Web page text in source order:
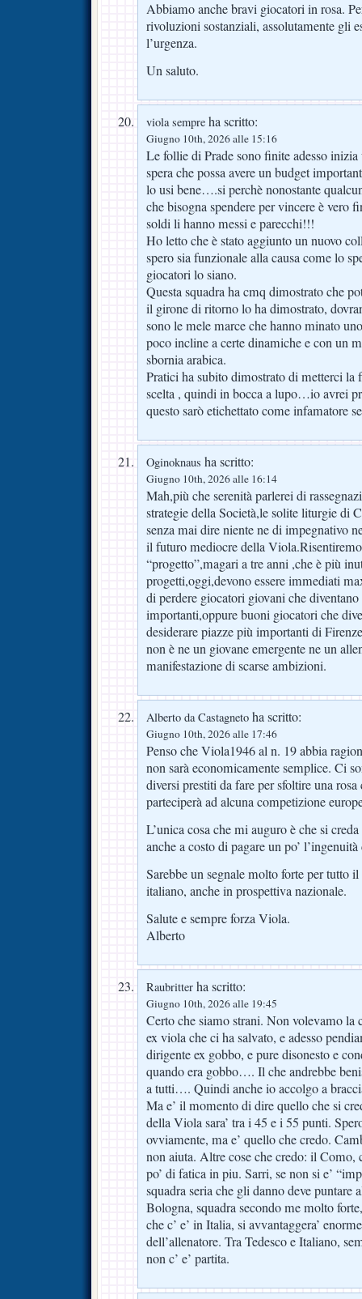
Abbiamo anche bravi giocatori in rosa.
rivoluzioni sostanziali, assolutamente gli
l’urgenza.
Un saluto.
viola sempre ha scritto:
Giugno 10th, 2026 alle 15:16
Le follie di Prade sono finite adesso
spera che possa avere un budget
lo usi bene….si perchè nonostante
che bisogna spendere per vincere è vero
soldi li hanno messi e parecchi!!!
Ho letto che è stato aggiunto un nuovo
spero sia funzionale alla causa come lo
giocatori lo siano.
Questa squadra ha cmq dimostrato che
il girone di ritorno lo ha dimostrato,
sono le mele marce che hanno minato
poco incline a certe dinamiche e con un
sbornia arabica.
Pratici ha subito dimostrato di metterci la
scelta , quindi in bocca a lupo…io avrei
questo sarò etichettato come infamatore
Oginoknaus ha scritto:
Giugno 10th, 2026 alle 16:14
Mah,più che serenità parlerei di
strategie della Società,le solite liturgie di
senza mai dire niente ne di impegnativo
il futuro mediocre della
“progetto”,magari a tre anni ,che è più
progetti,oggi,devono essere immediati
di perdere giocatori giovani che
importanti,oppure buoni giocatori che
desiderare piazze più importanti di
non è ne un giovane emergente ne un
manifestazione di scarse ambizioni.
Alberto da Castagneto ha scritto:
Giugno 10th, 2026 alle 17:46
Penso che Viola1946 al n. 19 abbia
non sarà economicamente semplice. Ci
diversi prestiti da fare per sfoltire una
parteciperà ad alcuna competizione
L’unica cosa che mi auguro è che si
anche a costo di pagare un po’
Sarebbe un segnale molto forte per tutto
italiano, anche in prospettiva nazionale.
Salute e sempre forza Viola.
Alberto
Raubritter ha scritto:
Giugno 10th, 2026 alle 19:45
Certo che siamo strani. Non volevamo la
ex viola che ci ha salvato, e adesso
dirigente ex gobbo, e pure disonesto e
quando era gobbo…. Il che andrebbe
a tutti…. Quindi anche io accolgo a
Ma e’ il momento di dire quello che si
della Viola sara’ tra i 45 e i 55 punti.
ovviamente, ma e’ quello che credo.
non aiuta. Altre cose che credo: il Como,
po’ di fatica in piu. Sarri, se non si e’
squadra seria che gli danno deve puntare
Bologna, squadra secondo me molto
che c’ e’ in Italia, si avvantaggera’
dell’allenatore. Tra Tedesco e Italiano,
non c’ e’ partita.